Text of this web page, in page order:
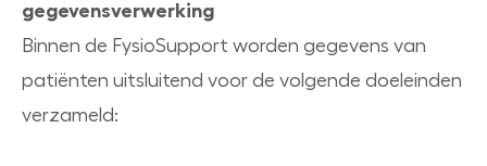
gegevensverwerking
Binnen de FysioSupport worden gegevens van
patiënten uitsluitend voor de volgende doeleinden
verzameld: